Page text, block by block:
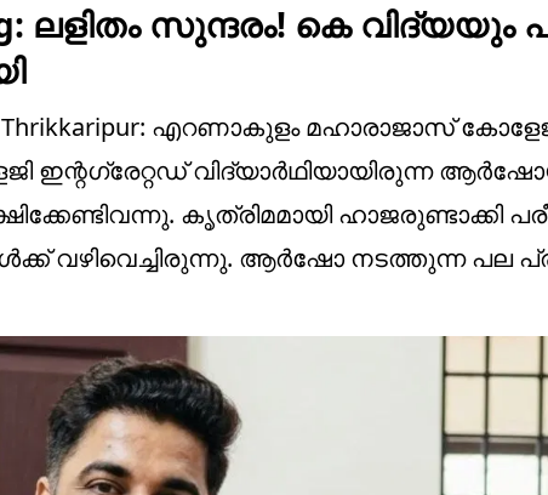
ലളിതം സുന്ദരം! കെ വിദ്യയും
at Thrikkaripur: എറണാകുളം മഹാരാജാസ്
ഇന്റഗ്രേറ്റഡ് വിദ്യാര്‍ഥിയായിരുന്ന
കൃത്രിമമായി ഹാജരുണ്ടാക്കി
വഴിവെച്ചിരുന്നു. ആര്‍ഷോ നടത്തുന്ന പല